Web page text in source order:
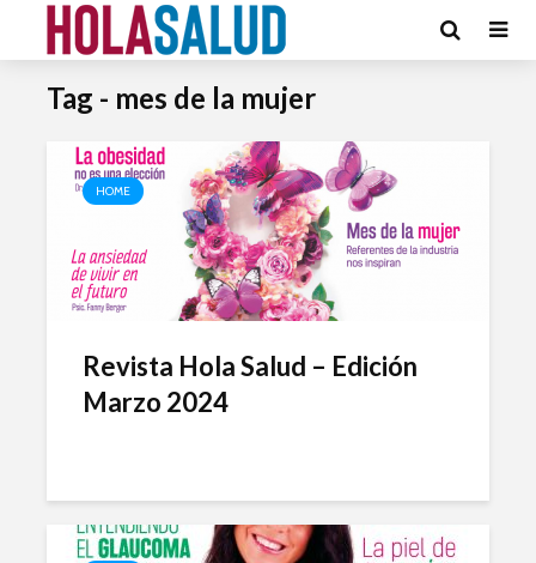
Tag - mes de la mujer
HOME
Revista Hola Salud – Edición
Marzo 2024